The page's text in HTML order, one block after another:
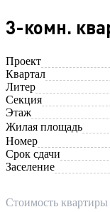
3-комн.
Проект
Квартал
Литер
Секция
Этаж
Жилая площадь
Номер
Срок сдачи
Заселение
Стоимость квартиры